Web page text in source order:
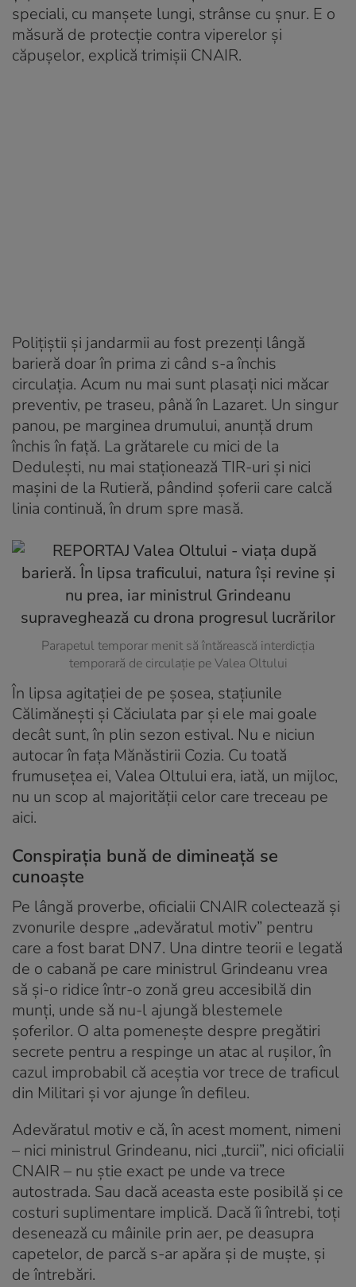
speciali, cu manșete lungi, strânse cu șnur. E o
măsură de protecție contra viperelor și
căpușelor, explică trimișii CNAIR.
Polițiștii și jandarmii au fost prezenți lângă
barieră doar în prima zi când s-a închis
circulația. Acum nu mai sunt plasați nici măcar
preventiv, pe traseu, până în Lazaret. Un singur
panou, pe marginea drumului, anunță drum
închis în față. La grătarele cu mici de la
Dedulești, nu mai staționează TIR-uri și nici
mașini de la Rutieră, pândind șoferii care calcă
linia continuă, în drum spre masă.
Parapetul temporar menit să întărească interdicția
temporară de circulație pe Valea Oltului
În lipsa agitației de pe șosea, stațiunile
Călimănești și Căciulata par și ele mai goale
decât sunt, în plin sezon estival. Nu e niciun
autocar în fața Mănăstirii Cozia. Cu toată
frumusețea ei, Valea Oltului era, iată, un mijloc,
nu un scop al majorității celor care treceau pe
aici.
Conspirația bună de dimineață se
cunoaște
Pe lângă proverbe, oficialii CNAIR colectează și
zvonurile despre „adevăratul motiv” pentru
care a fost barat DN7. Una dintre teorii e legată
de o cabană pe care ministrul Grindeanu vrea
să și-o ridice într-o zonă greu accesibilă din
munți, unde să nu-l ajungă blestemele
șoferilor. O alta pomenește despre pregătiri
secrete pentru a respinge un atac al rușilor, în
cazul improbabil că aceștia vor trece de traficul
din Militari și vor ajunge în defileu.
Adevăratul motiv e că, în acest moment, nimeni
– nici ministrul Grindeanu, nici „turcii”, nici oficialii
CNAIR – nu știe exact pe unde va trece
autostrada. Sau dacă aceasta este posibilă și ce
costuri suplimentare implică. Dacă îi întrebi, toți
desenează cu mâinile prin aer, pe deasupra
capetelor, de parcă s-ar apăra și de muște, și
de întrebări.